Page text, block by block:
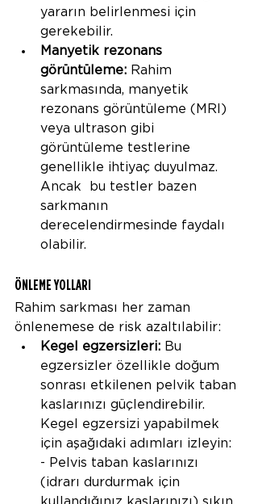
yararın belirlenmesi için
gerekebilir.
Manyetik rezonans
görüntüleme: Rahim
sarkmasında, manyetik
rezonans görüntüleme (MRI)
veya ultrason gibi
görüntüleme testlerine
genellikle ihtiyaç duyulmaz.
Ancak  bu testler bazen
sarkmanın
derecelendirmesinde faydalı
olabilir.
ÖNLEME YOLLARI
Rahim sarkması her zaman
önlenemese de risk azaltılabilir:
Kegel egzersizleri: Bu
egzersizler özellikle doğum
sonrası etkilenen pelvik taban
kaslarınızı güçlendirebilir.
Kegel egzersizi yapabilmek
için aşağıdaki adımları izleyin:
- Pelvis taban kaslarınızı
(idrarı durdurmak için